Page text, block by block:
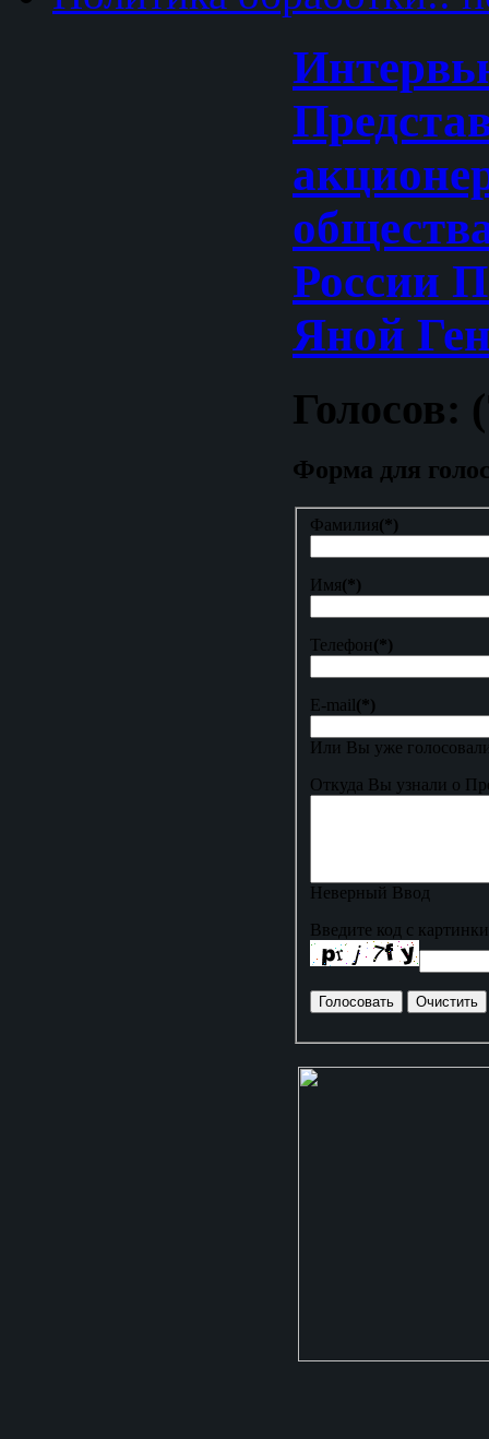
России
Яной
Голосов:
Форма для
Фамилия(*)
Имя(*)
Телефон(*)
E-mail(*)
Или Вы уже
Откуда Вы узнали о
Неверный Ввод
Введите код с картинки